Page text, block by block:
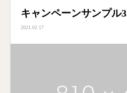
キャンペーンサンプル3
2021.02.17